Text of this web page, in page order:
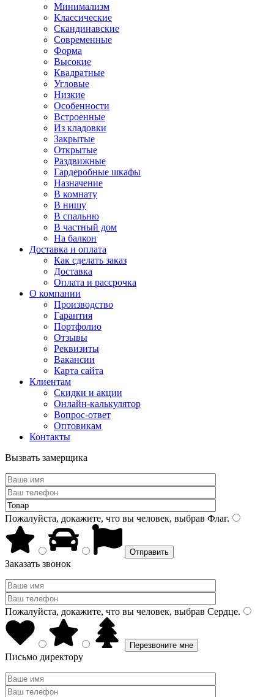
Минимализм
Классические
Скандинавские
Современные
Форма
Высокие
Квадратные
Угловые
Низкие
Особенности
Встроенные
Из кладовки
Закрытые
Открытые
Раздвижные
Гардеробные шкафы
Назначение
В комнату
В нишу
В спальню
В частный дом
На балкон
Доставка и оплата
Как сделать заказ
Доставка
Оплата и рассрочка
О компании
Производство
Гарантия
Портфолио
Отзывы
Реквизиты
Вакансии
Карта сайта
Клиентам
Скидки и акции
Онлайн-калькулятор
Вопрос-ответ
Оптовикам
Контакты
Вызвать замерщика
Пожалуйста, докажите, что вы человек, выбрав Флаг.
Заказать звонок
Пожалуйста, докажите, что вы человек, выбрав Сердце.
Письмо директору